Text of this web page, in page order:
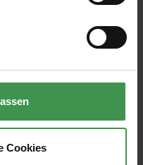
Cookies
und